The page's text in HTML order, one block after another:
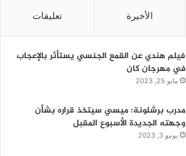
الأخيرة تعليقات
فيلم هندي عن القمع الجنسي يستأثر بالإعجاب
في مهرجان كان
مايو 25, 2023
مدرب برشلونة: ميسي سيتخذ قراره بشأن
وجهته الجديدة الأسبوع المقبل
يونيو 3, 2023